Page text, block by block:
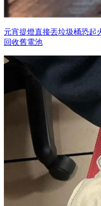
元宵提燈直接丟垃圾桶恐起
回收舊電池